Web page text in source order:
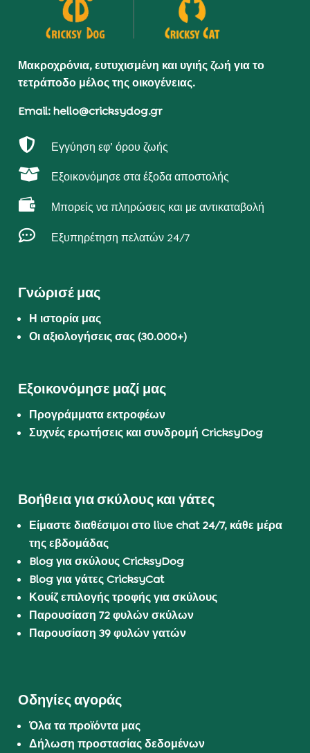
Μακροχρόνια, ευτυχισμένη και υγιής ζωή για το
τετράποδο μέλος της οικογένειας.
Email: hello@cricksydog.gr
 Εγγύηση εφ’ όρου ζωής
 Εξοικονόμησε στα έξοδα αποστολής
 Μπορείς να πληρώσεις και με αντικαταβολή
 Εξυπηρέτηση πελατών 24/7
Γνώρισέ μας
Η ιστορία μας
Οι αξιολογήσεις σας (30.000+)
Εξοικονόμησε μαζί μας
Προγράμματα εκτροφέων
Συχνές ερωτήσεις και συνδρομή CricksyDog
Βοήθεια για σκύλους και γάτες
Είμαστε διαθέσιμοι στο live chat 24/7, κάθε μέρα
της εβδομάδας
Blog για σκύλους CricksyDog
Blog για γάτες CricksyCat
Κουίζ επιλογής τροφής για σκύλους
Παρουσίαση 72 φυλών σκύλων
Παρουσίαση 39 φυλών γατών
Οδηγίες αγοράς
Όλα τα προϊόντα μας
Δήλωση προστασίας δεδομένων